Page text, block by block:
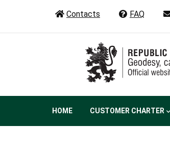
main
Contacts FAQ
Main
HOME CUSTOMER CHARTER